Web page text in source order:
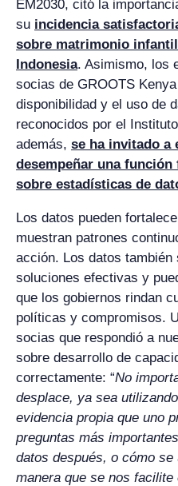
EM2030, citó la
su incidencia
sobre matrimonio
Indonesia. Asimismo, los
socias de GROOTS
disponibilidad y el uso de
reconocidos por el
además, se ha invitado a
desempeñar una
sobre estadísticas de
Los datos pueden
muestran patrones
acción. Los datos
soluciones efectivas y
que los gobiernos rindan
políticas y compromisos.
socias que respondió a
sobre desarrollo de
correctamente: “No
desplace, ya sea
evidencia propia que uno
preguntas más
datos después, o cómo
manera que se nos